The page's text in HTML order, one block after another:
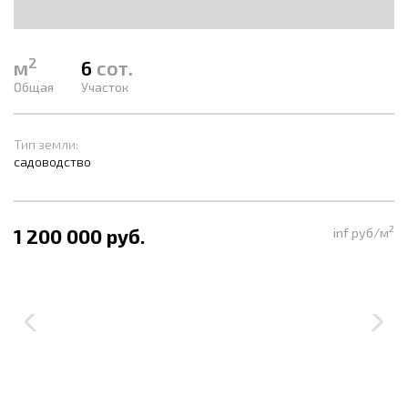
м2
Общая
6 сот.
Участок
Тип земли:
садоводство
1 200 000 руб. inf руб/м2